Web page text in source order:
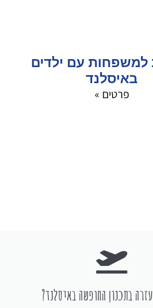
למשפחות עם ילדים
באיסלנד
פרטים »
בתכנון החופשה באיסלנד?